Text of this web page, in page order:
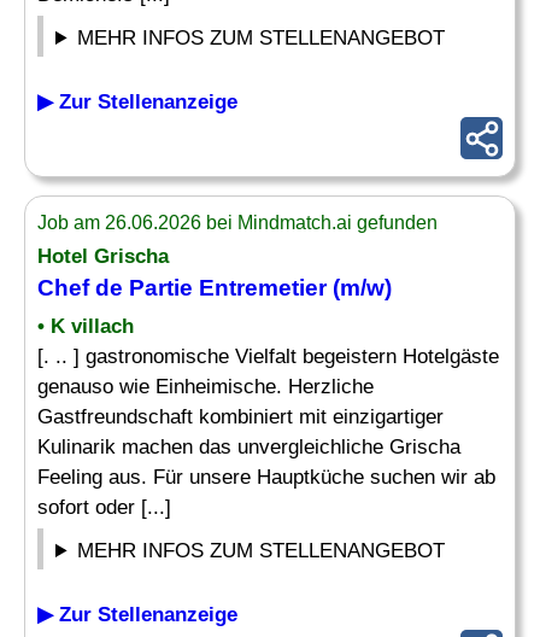
MEHR INFOS ZUM STELLENANGEBOT
▶ Zur Stellenanzeige
Job am 26.06.2026 bei Mindmatch.ai gefunden
Hotel Grischa
Chefde Partie Entremetier(m/w)
• K villach
[. .. ] gastronomische Vielfalt begeistern Hotelgäste
genauso wie Einheimische. Herzliche
Gastfreundschaft kombiniert mit einzigartiger
Kulinarik machen das unvergleichliche Grischa
Feeling aus. Für unsere Hauptküche suchen wir ab
sofort oder [...]
MEHR INFOS ZUM STELLENANGEBOT
▶ Zur Stellenanzeige